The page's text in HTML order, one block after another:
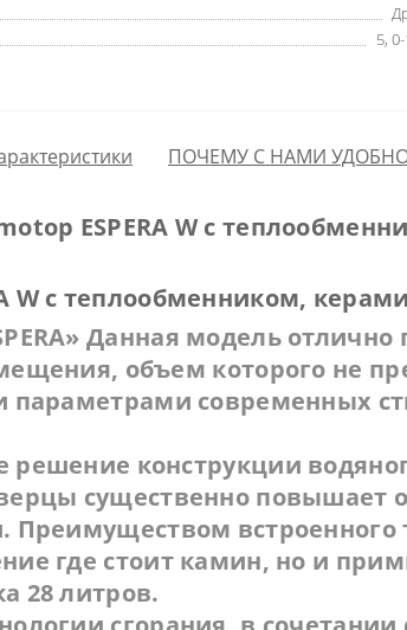
5,
ПОЧЕМУ С НАМИ
ESPERA W с
W с теплообменником,
Данная модель
объем которого не
параметрами современных
решение конструкции
существенно повышает
Преимуществом встроенного
где стоит камин, но и
28 литров.